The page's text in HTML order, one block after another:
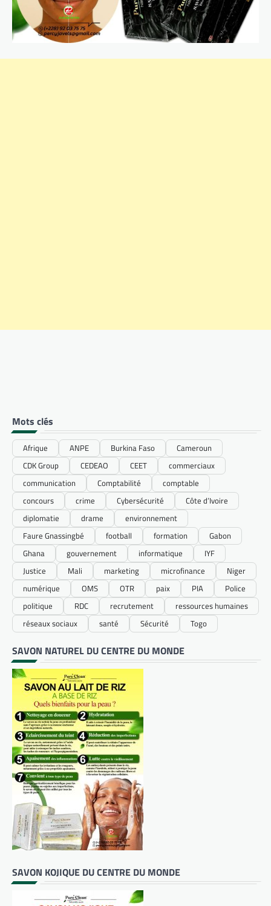
Mots clés
Afrique ANPE Burkina Faso
Cameroun
CDK Group
CEDEAO CEET
commerciaux
communication
Comptabilité
comptable
concours
crime Cybersécurité
Côte d’Ivoire
diplomatie
drame
environnement
Faure Gnassingbé
football formation
Gabon
Ghana
gouvernement informatique
IYF
Justice
Mali marketing microfinance
Niger
numérique
OMS OTR paix PIA
Police
politique
RDC recrutement
ressources humaines
réseaux sociaux
santé Sécurité Togo
SAVON NATUREL DU CENTRE DU MONDE
SAVON KOJIQUE DU CENTRE DU MONDE